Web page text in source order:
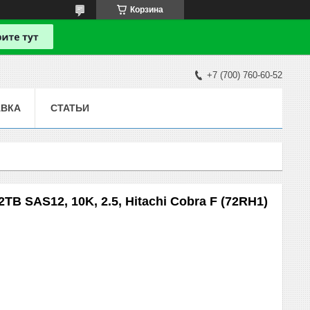
Корзина
+7 (700) 760-60-52
СТАТЬИ
SAS12, 10K, 2.5, Hitachi Cobra F (72RH1)